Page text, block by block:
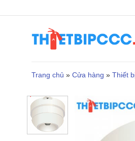
qua
Trang chủ » Cửa hàng » Thiết